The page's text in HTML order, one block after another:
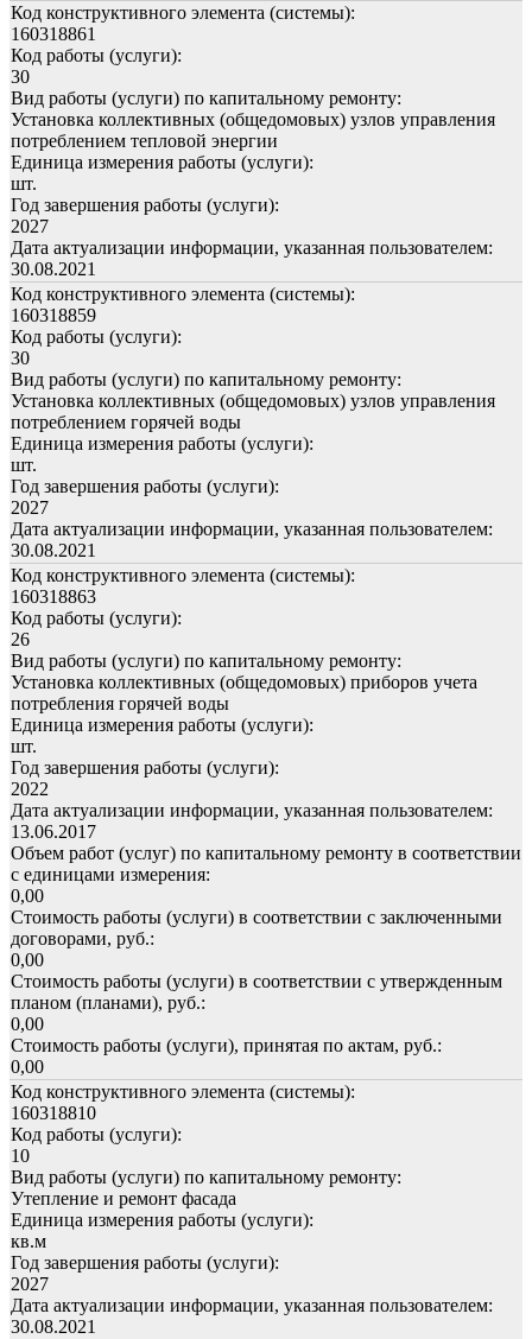
Код конструктивного элемента (системы):
160318861
Код работы (услуги):
30
Вид работы (услуги) по капитальному ремонту:
Установка коллективных (общедомовых) узлов управления
потреблением тепловой энергии
Единица измерения работы (услуги):
шт.
Год завершения работы (услуги):
2027
Дата актуализации информации, указанная пользователем:
30.08.2021
Код конструктивного элемента (системы):
160318859
Код работы (услуги):
30
Вид работы (услуги) по капитальному ремонту:
Установка коллективных (общедомовых) узлов управления
потреблением горячей воды
Единица измерения работы (услуги):
шт.
Год завершения работы (услуги):
2027
Дата актуализации информации, указанная пользователем:
30.08.2021
Код конструктивного элемента (системы):
160318863
Код работы (услуги):
26
Вид работы (услуги) по капитальному ремонту:
Установка коллективных (общедомовых) приборов учета
потребления горячей воды
Единица измерения работы (услуги):
шт.
Год завершения работы (услуги):
2022
Дата актуализации информации, указанная пользователем:
13.06.2017
Объем работ (услуг) по капитальному ремонту в соответствии
с единицами измерения:
0,00
Стоимость работы (услуги) в соответствии с заключенными
договорами, руб.:
0,00
Стоимость работы (услуги) в соответствии с утвержденным
планом (планами), руб.:
0,00
Стоимость работы (услуги), принятая по актам, руб.:
0,00
Код конструктивного элемента (системы):
160318810
Код работы (услуги):
10
Вид работы (услуги) по капитальному ремонту:
Утепление и ремонт фасада
Единица измерения работы (услуги):
кв.м
Год завершения работы (услуги):
2027
Дата актуализации информации, указанная пользователем:
30.08.2021